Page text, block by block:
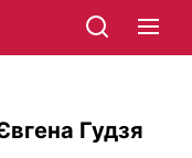
Гудзя